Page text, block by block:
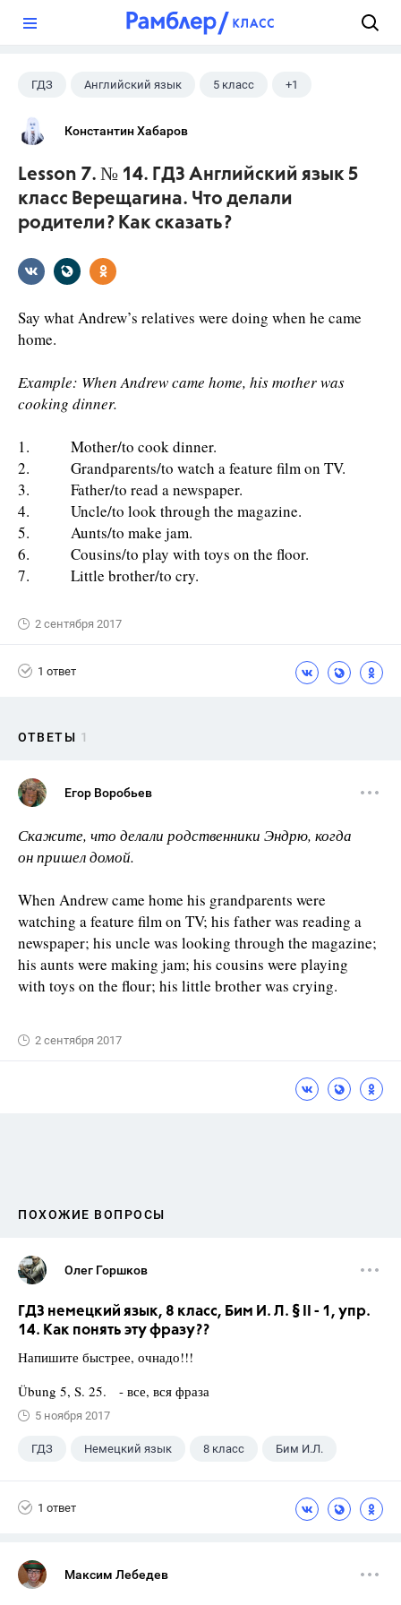
ГДЗ Английский язык 5 класс +1
Верещагина И.Н.
Константин Хабаров
Lesson 7. № 14. ГДЗ Английский язык 5
класс Верещагина. Что делали
родители? Как сказать?
Say what Andrew’s relatives were doing when he came
home.
Example: When Andrew came home, his mother was
cooking dinner.
1. Mother/to cook dinner.
2. Grandparents/to watch a feature film on TV.
3. Father/to read a newspaper.
4. Uncle/to look through the magazine.
5. Aunts/to make jam.
6. Cousins/to play with toys on the floor.
7. Little brother/to cry.
2 сентября 2017
1 ответ
ОТВЕТЫ 1
Егор Воробьев
Скажите, что делали родственники Эндрю, когда
он пришел домой.
When Andrew came home his grandparents were
watching a feature film on TV; his father was reading a
newspaper; his uncle was looking through the magazine;
his aunts were making jam; his cousins were playing
with toys on the flour; his little brother was crying.
2 сентября 2017
ПОХОЖИЕ ВОПРОСЫ
Олег Горшков
ГДЗ немецкий язык, 8 класс, Бим И. Л. § II - 1, упр.
14. Как понять эту фразу??
Напишите быстрее, очнадо!!!
Übung 5, S. 25. - все, вся фраза
5 ноября 2017
ГДЗ Немецкий язык 8 класс Бим И.Л.
1 ответ
Максим Лебедев